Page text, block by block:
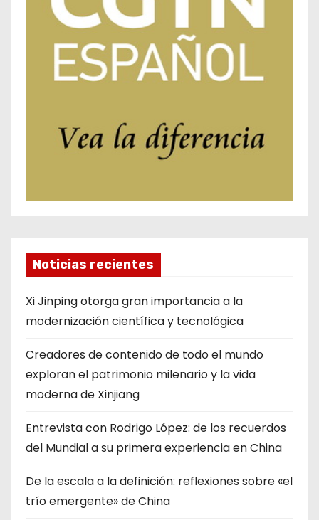
Noticias recientes
Xi Jinping otorga gran importancia a la
modernización científica y tecnológica
Creadores de contenido de todo el mundo
exploran el patrimonio milenario y la vida
moderna de Xinjiang
Entrevista con Rodrigo López: de los recuerdos
del Mundial a su primera experiencia en China
De la escala a la definición: reflexiones sobre «el
trío emergente» de China